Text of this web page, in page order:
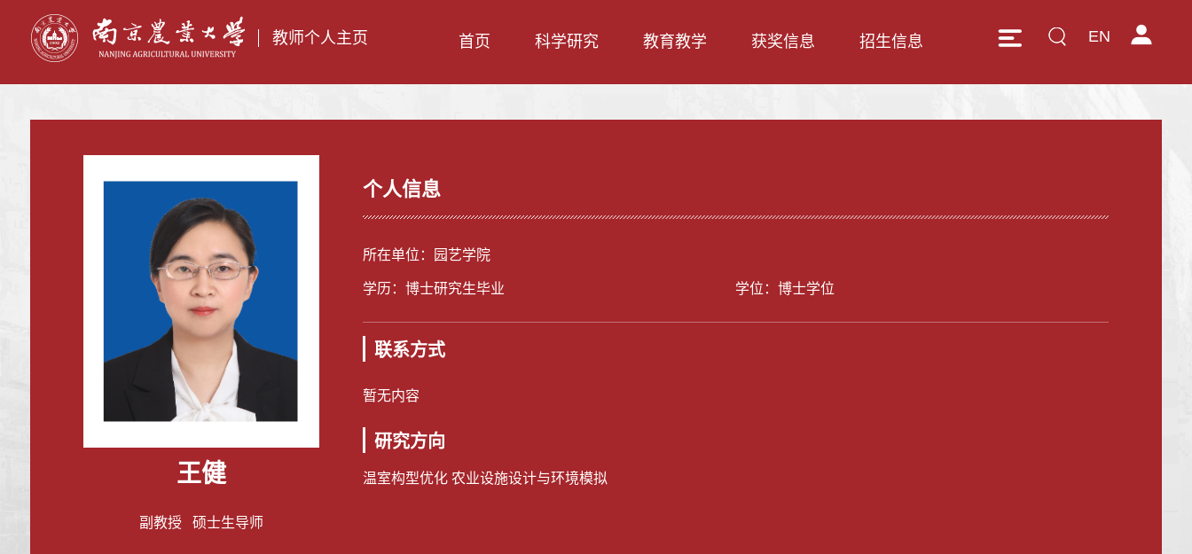
教师个人主页 EN
首页 科学研究 教育教学 获奖信息 招生信息
王健
副教授 硕士生导师
个人信息
所在单位：园艺学院
学历：博士研究生毕业 学位：博士学位
联系方式
暂无内容
研究方向
温室构型优化 农业设施设计与环境模拟